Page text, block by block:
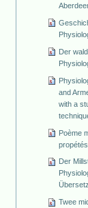
Der
and
with a
Poème
Der
Twee